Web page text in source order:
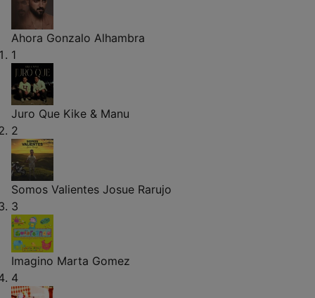
Ahora Gonzalo Alhambra
1
Juro Que Kike & Manu
2
Somos Valientes Josue Rarujo
3
Imagino Marta Gomez
4